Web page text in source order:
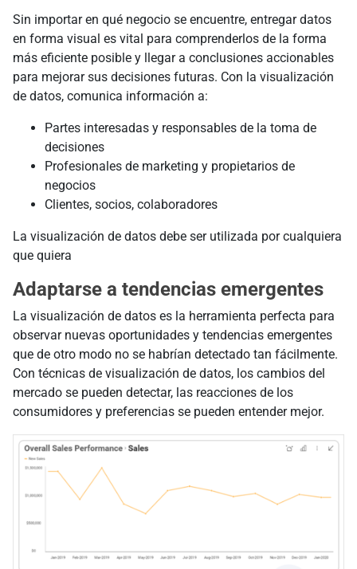
Sin importar en qué negocio se encuentre, entregar datos
en forma visual es vital para comprenderlos de la forma
más eficiente posible y llegar a conclusiones accionables
para mejorar sus decisiones futuras. Con la visualización
de datos, comunica información a:
Partes interesadas y responsables de la toma de
decisiones
Profesionales de marketing y propietarios de
negocios
Clientes, socios, colaboradores
La visualización de datos debe ser utilizada por cualquiera
que quiera
Adaptarse a tendencias emergentes
La visualización de datos es la herramienta perfecta para
observar nuevas oportunidades y tendencias emergentes
que de otro modo no se habrían detectado tan fácilmente.
Con técnicas de visualización de datos, los cambios del
mercado se pueden detectar, las reacciones de los
consumidores y preferencias se pueden entender mejor.